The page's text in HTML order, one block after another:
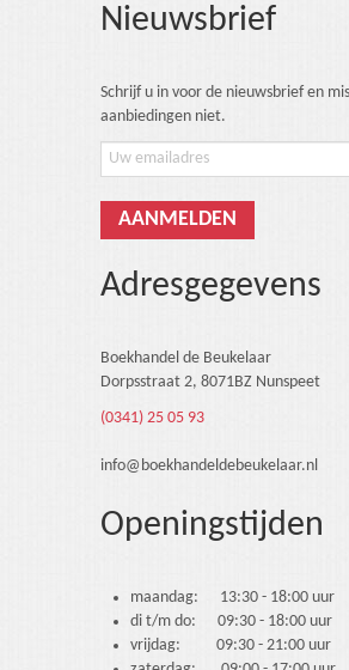
Nieuwsbrief
Schrijf u in voor de nieuwsbrief en
aanbiedingen niet.
Adresgegevens
Boekhandel de Beukelaar
Dorpsstraat 2, 8071BZ Nunspeet
(0341) 25 05 93
info@boekhandeldebeukelaar.nl
Openingstijden
maandag: 13:30 - 18:00 uur
di t/m do: 09:30 - 18:00 uur
vrijdag: 09:30 - 21:00 uur